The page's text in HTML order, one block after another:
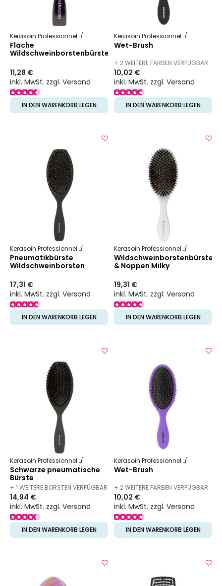
Kerasoin Professionnel Friseurbedarf Entwirrbürste
Flache
Wildschweinborstenbürste
mit 7 Reihen
11,28 €
inkl. MwSt. zzgl. Versand
IN DEN WARENKORB LEGEN
Kerasoin Professionnel
Wet-Brush
+ 2 WEITERE FARBEN VERFÜGBAR
10,02 €
inkl. MwSt. zzgl. Versand
IN DEN WARENKORB LEGEN
Kerasoin Professionnel Friseurbedarf Entwirrbürste
Pneumatikbürste
Wildschweinborsten
17,31 €
inkl. MwSt. zzgl. Versand
IN DEN WARENKORB LEGEN
Kerasoin Professionnel
Wildschweinborstenbürste
& Noppen Milky
19,31 €
inkl. MwSt. zzgl. Versand
IN DEN WARENKORB LEGEN
Kerasoin Professionnel Friseurbedarf Entwirrbürste
Schwarze pneumatische
Bürste
+ 1 WEITERE BORSTEN VERFÜGBAR
14,94 €
inkl. MwSt. zzgl. Versand
IN DEN WARENKORB LEGEN
Kerasoin Professionnel
Wet-Brush
+ 2 WEITERE FARBEN VERFÜGBAR
10,02 €
inkl. MwSt. zzgl. Versand
IN DEN WARENKORB LEGEN